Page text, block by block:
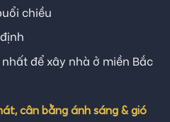
chiều
để xây nhà ở miền Bắc
cân bằng ánh sáng & gió